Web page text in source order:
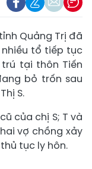
Quảng Trị đã
nhiều tổ tiếp tục
tại thôn Tiến
bỏ trốn sau
S.
của chị S; T và
vợ chồng xảy
tục ly hôn.